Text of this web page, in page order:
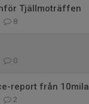
Tjällmoträffen
8
0
report från 10mila
2